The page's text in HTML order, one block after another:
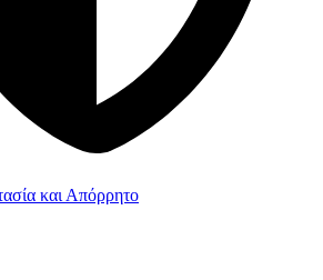
και Απόρρητο